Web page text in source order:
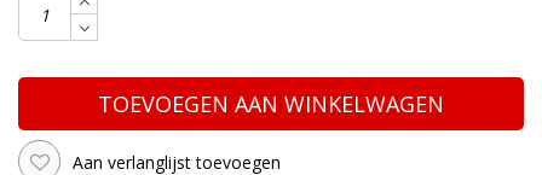
TOEVOEGEN AAN WINKELWAGEN
Aan verlanglijst toevoegen